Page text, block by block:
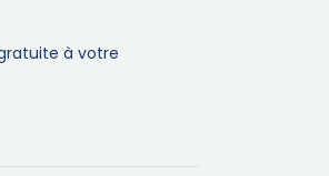
à votre